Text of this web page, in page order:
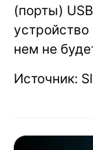
(порты)
нем не
Источник: